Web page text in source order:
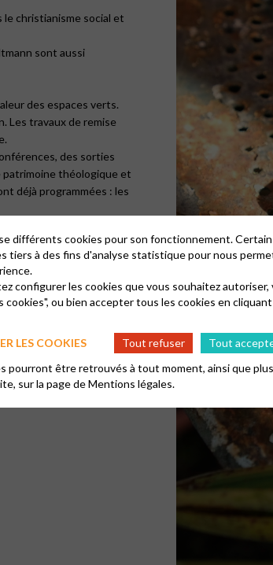
le christianisme social et
sont aussi
des espaces verts.
Les travaux de remise
des sorties
patrimoine théologique et
déjà programmées : les
«monde vivant » autour de
locaux et bio dans
c’est-à-dire participation
et ses communautés
de langue française aux
?
différents cookies pour son fonctionnement.
tiers à des fins d'analyse statistique pour nous
configurer les cookies que vous souhaitez
cookies", ou bien accepter tous les cookies en
LES COOKIES
Tout refuser
Tout
pourront être retrouvés à tout moment, ainsi que
sur la page deMentions légales.